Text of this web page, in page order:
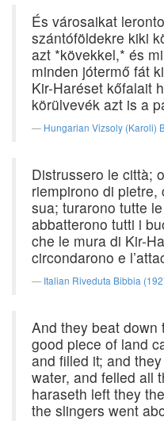
És városaikat
szántóföldekre kiki
azt *kövekkel,* és
minden jótermő fát
Kir-Haréset kőfalait
körülvevék azt is a
Hungarian Vizsoly (Karoli)
Distrussero le città;
riempirono di
sua; turarono tutte
abbatterono tutti i
che le mura di Kir-
circondarono e
Italian Riveduta Bibbia
And they beat down
good piece of land
and filled it; and
water, and felled all
haraseth left they
the slingers went